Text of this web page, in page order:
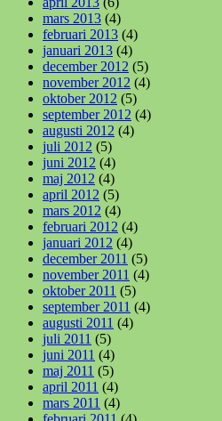
mars 2013 (4)
februari 2013 (4)
januari 2013 (4)
december 2012 (5)
november 2012 (4)
oktober 2012 (5)
september 2012 (4)
augusti 2012 (4)
juli 2012 (5)
juni 2012 (4)
maj 2012 (4)
april 2012 (5)
mars 2012 (4)
februari 2012 (4)
januari 2012 (4)
december 2011 (5)
november 2011 (4)
oktober 2011 (5)
september 2011 (4)
augusti 2011 (4)
juli 2011 (5)
juni 2011 (4)
maj 2011 (5)
april 2011 (4)
mars 2011 (4)